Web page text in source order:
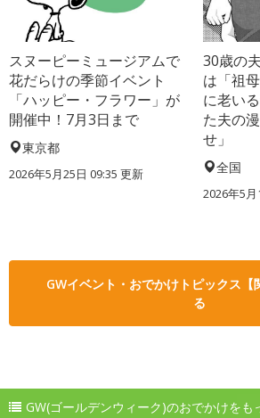
スヌーピーミュージアムで
花だらけの季節イベント
「ハッピー・フラワー」が
開催中！7月3日まで
東京都
2026年5月25日 09:35 更新
30歳の
は「祖
に老い
た夫の
せ」
全国
2026年5
GWイベント・おでかけトピックス【
る
GW(ゴールデンウィーク)のおでかけをも